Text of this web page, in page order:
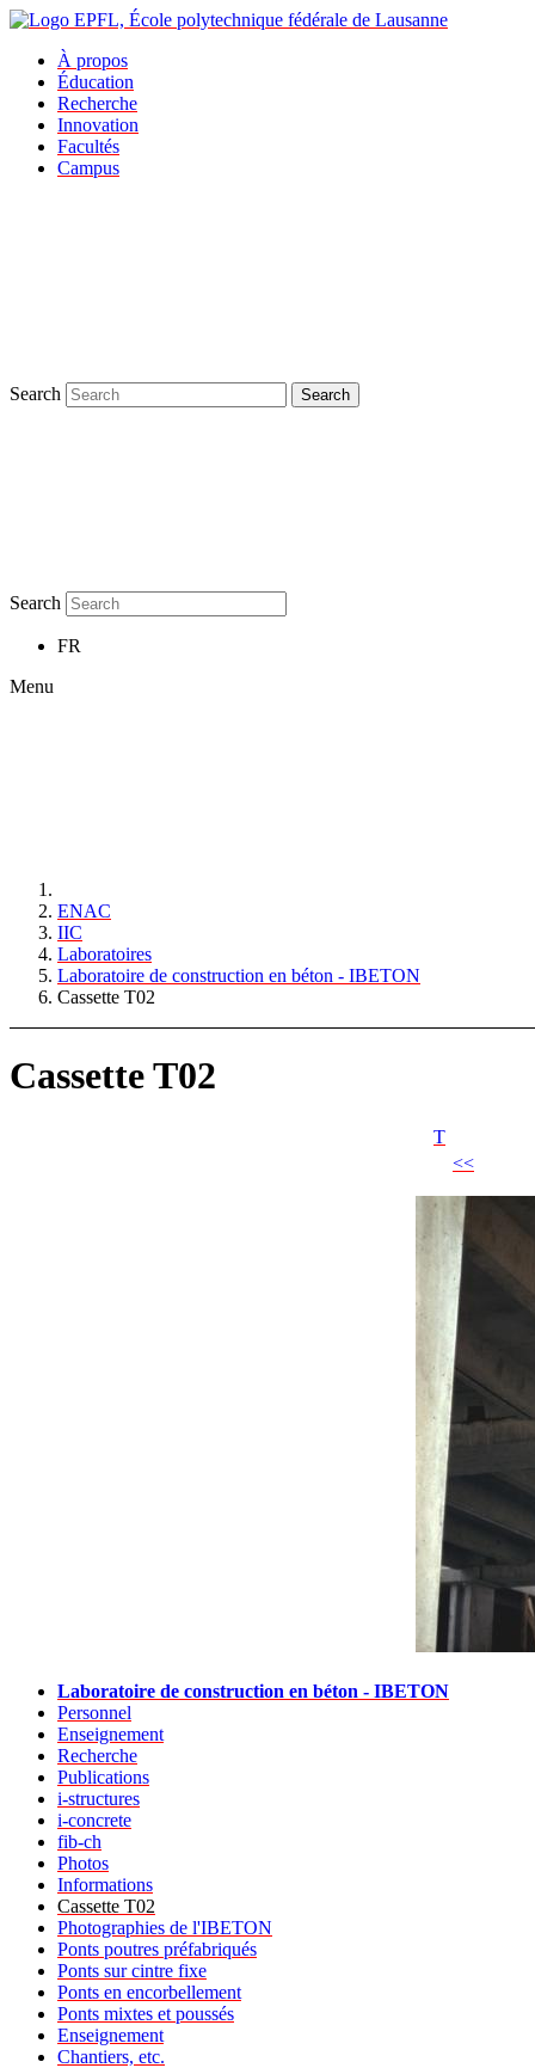
À propos
Éducation
Recherche
Innovation
Facultés
Campus
Search Search
Search
FR
Menu
ENAC
IIC
Laboratoires
Laboratoire de construction en béton - IBETON
Cassette T02
Cassette T02
T
<<
Laboratoire de construction en béton - IBETON
Personnel
Enseignement
Recherche
Publications
i-structures
i-concrete
fib-ch
Photos
Informations
Cassette T02
Photographies de l'IBETON
Ponts poutres préfabriqués
Ponts sur cintre fixe
Ponts en encorbellement
Ponts mixtes et poussés
Enseignement
Chantiers, etc.